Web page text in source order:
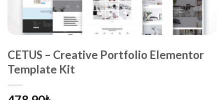
CETUS – Creative Portfolio Elementor
Template Kit